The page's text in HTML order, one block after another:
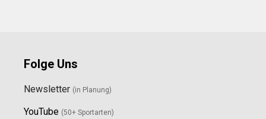
Folge Uns
Newsletter (in Planung)
YouTube (50+ Sportarten)